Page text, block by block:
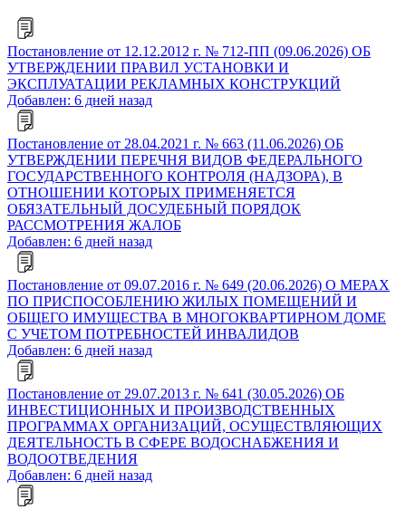
Постановление от 12.12.2012 г. № 712-ПП (09.06.2026) ОБ
УТВЕРЖДЕНИИ ПРАВИЛ УСТАНОВКИ И
ЭКСПЛУАТАЦИИ РЕКЛАМНЫХ КОНСТРУКЦИЙ
Добавлен: 6 дней назад
Постановление от 28.04.2021 г. № 663 (11.06.2026) ОБ
УТВЕРЖДЕНИИ ПЕРЕЧНЯ ВИДОВ ФЕДЕРАЛЬНОГО
ГОСУДАРСТВЕННОГО КОНТРОЛЯ (НАДЗОРА), В
ОТНОШЕНИИ КОТОРЫХ ПРИМЕНЯЕТСЯ
ОБЯЗАТЕЛЬНЫЙ ДОСУДЕБНЫЙ ПОРЯДОК
РАССМОТРЕНИЯ ЖАЛОБ
Добавлен: 6 дней назад
Постановление от 09.07.2016 г. № 649 (20.06.2026) О МЕРАХ
ПО ПРИСПОСОБЛЕНИЮ ЖИЛЫХ ПОМЕЩЕНИЙ И
ОБЩЕГО ИМУЩЕСТВА В МНОГОКВАРТИРНОМ ДОМЕ
С УЧЕТОМ ПОТРЕБНОСТЕЙ ИНВАЛИДОВ
Добавлен: 6 дней назад
Постановление от 29.07.2013 г. № 641 (30.05.2026) ОБ
ИНВЕСТИЦИОННЫХ И ПРОИЗВОДСТВЕННЫХ
ПРОГРАММАХ ОРГАНИЗАЦИЙ, ОСУЩЕСТВЛЯЮЩИХ
ДЕЯТЕЛЬНОСТЬ В СФЕРЕ ВОДОСНАБЖЕНИЯ И
ВОДООТВЕДЕНИЯ
Добавлен: 6 дней назад